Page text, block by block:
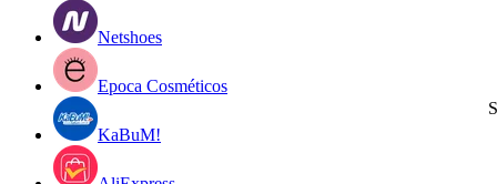
Netshoes
Epoca Cosméticos
KaBuM!